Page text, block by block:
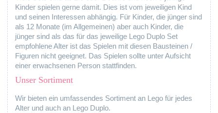
Kinder spielen gerne damit. Dies ist vom jeweiligen Kind
und seinen Interessen abhängig. Für Kinder, die jünger sind
als 12 Monate (im Allgemeinen) aber auch Kinder, die
jünger sind als das für das jeweilige Lego Duplo Set
empfohlene Alter ist das Spielen mit diesen Bausteinen /
Figuren nicht geeignet. Das Spielen sollte unter Aufsicht
einer erwachsenen Person stattfinden.
Unser Sortiment
Wir bieten ein umfassendes Sortiment an Lego für jedes
Alter und auch an Lego Duplo.